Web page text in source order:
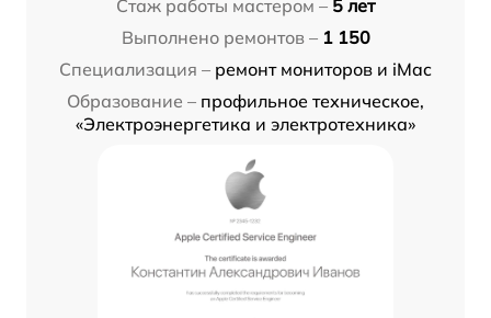
Стаж работы мастером – 5 лет
Выполнено ремонтов – 1 150
Специализация – ремонт мониторов и iMac
Образование – профильное техническое,
«Электроэнергетика и электротехника»